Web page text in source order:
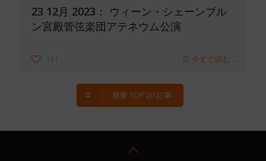
23 12月 2023： ウィーン・シェーンブル
ン宮殿管弦楽団アテネウム公演
131 今すぐ読む ...
概要 TOP 20 記事